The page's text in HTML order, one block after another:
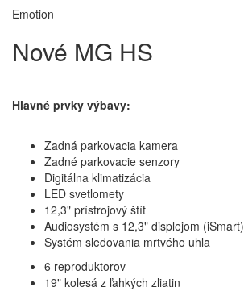
Emotion
Nové MG HS
Hlavné prvky výbavy:
Zadná parkovacia kamera
Zadné parkovacie senzory
Digitálna klimatizácia
LED svetlomety
12,3" prístrojový štít
Audiosystém s 12,3" displejom (iSmart)
Systém sledovania mrtvého uhla
6 reproduktorov
19" kolesá z ľahkých zliatin